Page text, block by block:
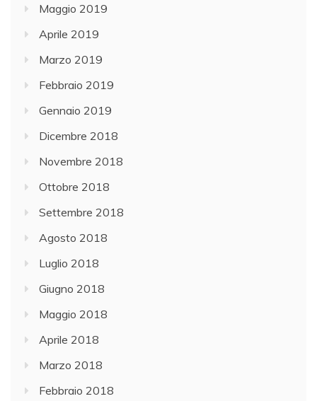
Maggio 2019
Aprile 2019
Marzo 2019
Febbraio 2019
Gennaio 2019
Dicembre 2018
Novembre 2018
Ottobre 2018
Settembre 2018
Agosto 2018
Luglio 2018
Giugno 2018
Maggio 2018
Aprile 2018
Marzo 2018
Febbraio 2018